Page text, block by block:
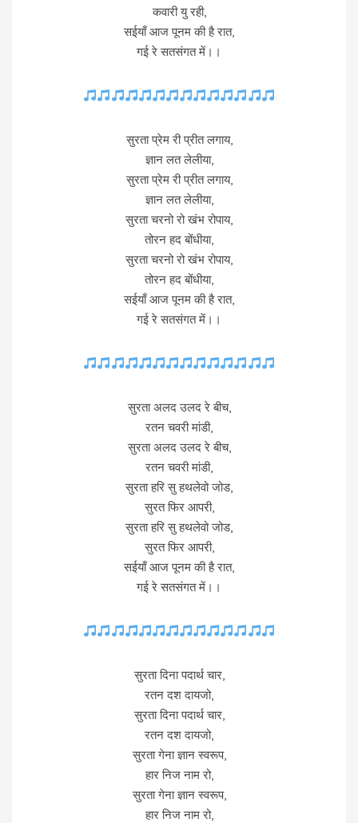
कवारी यु रही,
सईयाँ आज पूनम की है रात,
गई रे सतसंगत में।।
सुरता प्रेम री प्रीत लगाय,
ज्ञान लत लेलीया,
सुरता प्रेम री प्रीत लगाय,
ज्ञान लत लेलीया,
सुरता चरनो रो खंभ रोपाय,
तोरन हद बोंधीया,
सुरता चरनो रो खंभ रोपाय,
तोरन हद बोंधीया,
सईयाँ आज पूनम की है रात,
गई रे सतसंगत में।।
सुरता अलद उलद रे बीच,
रतन चवरी मांडी,
सुरता अलद उलद रे बीच,
रतन चवरी मांडी,
सुरता हरि सु हथलेवो जोड,
सुरत फिर आपरी,
सुरता हरि सु हथलेवो जोड,
सुरत फिर आपरी,
सईयाँ आज पूनम की है रात,
गई रे सतसंगत में।।
सुरता दिना पदार्थ चार,
रतन दश दायजो,
सुरता दिना पदार्थ चार,
रतन दश दायजो,
सुरता गेना ज्ञान स्वरूप,
हार निज नाम रो,
सुरता गेना ज्ञान स्वरूप,
हार निज नाम रो,